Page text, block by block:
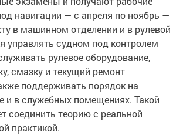
навигации — с апреля по ноябрь —
в машинном отделении и в рулевой
управлять судном под контролем
рулевое оборудование,
смазку и текущий ремонт
поддерживать порядок на
и в служебных помещениях. Такой
соединить теорию с реальной
практикой.